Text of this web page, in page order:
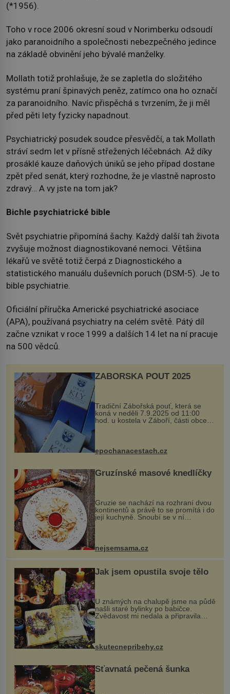
(*1956).
Toho v roce 2006 okresní soud v Norimberku odsoudí
jako paranoidního a společnosti nebezpečného jedince
na základě obvinění jeho bývalé manželky.
Mollath totiž prohlašuje, že se zapletla do složitého
systému praní špinavých peněz, zatímco ona ho označí
za paranoidního. Navíc přispěchá s tvrzením, že ji měl
před pěti lety fyzicky napadnout.
Psychiatrický posudek soudce přesvědčí, a tak Mollath
stráví sedm let v přísně střežených léčebnách. Až díky
prosáklé kauze daňových úniků se jeho případ dostane
zpět před senát, který rozhodne, že je vlastně naprosto
zdravý… A vy jste na tom jak?
Bichle psychiatrické bible
Svět psychiatrie připomíná šachy. Každý další tah života
zvyšuje možnost diagnostikované nemoci. Většina
lékařů ve světě totiž čerpá z Diagnostického a
statistického manuálu duševních poruch (DSM-5). Je to
bible psychiatrie.
Oficiální příručka Americké psychiatrické asociace
(APA), používaná psychiatry na celém světě. Pátý díl
začne vznikat v roce 1999 a dalších 14 let na ní pracuje
na 500 vědců.
ZÁBOŘSKÁ POUŤ 2025
Tradiční Zábořská pouť, která se
koná v neděli 7.9.2025 od 11:00
hod. u kostela v Záboří, části obce
Kly u Mělníka. V programu naleznete
komentovanou prohlídku kostela,
epochanacestach.cz
Gruzínské masové knedlíčky
Gruzie se nachází na rozhraní dvou
kontinentů a právě to se promítá i do
její kuchyně. Snoubí se v ní
evropské a asijské chutě a díky tomu
vznikají rozmanité a chuťově bohaté
pokrmy, které rozhodně st...
nejsemsama.cz
Jak jsem opustila svoje tělo
U známých na chalupě jsme na půdě
našli staré bylinky po babičce.
Zvědavost mi nedala a připravila
jsem si z nich lektvar… Zimní pobyt
na chalupě se pro mě vlastní vinou
změnil v děsivý zážitek, na kt...
skutecnepribehy.cz
Šťavnatá pečená šunka